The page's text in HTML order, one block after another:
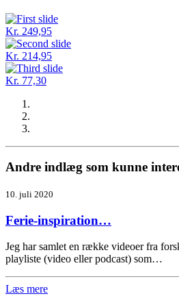
Kr. 249,95
Kr. 214,95
Kr. 77,30
Andre indlæg som kunne
10. juli 2020
Ferie-inspiration…
Jeg har samlet en række videoer fra
playliste (video eller podcast) som…
Læs mere